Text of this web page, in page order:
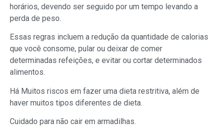
horários, devendo ser seguido por um tempo levando a
perda de peso.
Essas regras incluem a redução da quantidade de calorias
que você consome, pular ou deixar de comer
determinadas refeições, e evitar ou cortar determinados
alimentos.
Há Muitos riscos em fazer uma dieta restritiva, além de
haver muitos tipos diferentes de dieta.
Cuidado para não cair em armadilhas.